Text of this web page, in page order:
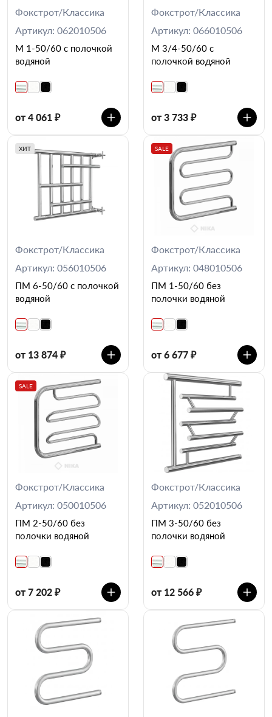
Фокстрот/Классика
Артикул: 062010506
М 1-50/60 с полочкой
водяной
от 4 061 ₽
Фокстрот/Классика
Артикул: 066010506
М 3/4-50/60 с
полочкой водяной
от 3 733 ₽
ХИТ
Фокстрот/Классика
Артикул: 056010506
ПМ 6-50/60 с полочкой
водяной
от 13 874 ₽
SALE
Фокстрот/Классика
Артикул: 048010506
ПМ 1-50/60 без
полочки водяной
от 6 677 ₽
SALE
Фокстрот/Классика
Артикул: 050010506
ПМ 2-50/60 без
полочки водяной
от 7 202 ₽
Фокстрот/Классика
Артикул: 052010506
ПМ 3-50/60 без
полочки водяной
от 12 566 ₽